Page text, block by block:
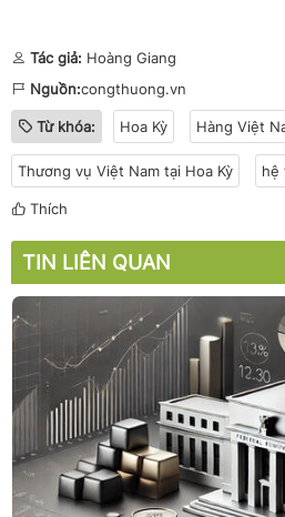
Tác giả: Hoàng Giang
Nguồn:congthuong.vn
Từ khóa: Hoa Kỳ Hàng Việt
Thương vụ Việt Nam tại Hoa Kỳ hệ
Thích
TIN LIÊN QUAN